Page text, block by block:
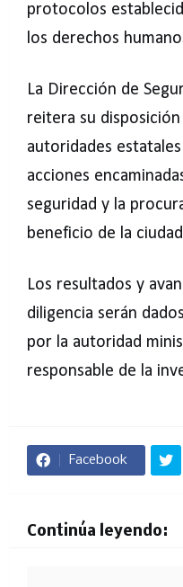
protocolos
los derechos
La Dirección de
reitera su
autoridades
acciones
seguridad y la
beneficio de la
Los resultados y
diligencia serán
por la autoridad
responsable de la
Facebook
Continúa leyendo: